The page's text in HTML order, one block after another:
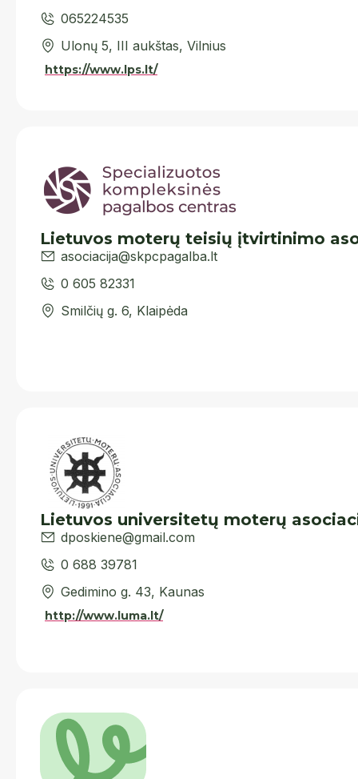
065224535
Ulonų 5, III aukštas, Vilnius
https://www.lps.lt/
Lietuvos moterų teisių įtvirtinimo
asociacija@skpcpagalba.lt
0 605 82331
Smilčių g. 6, Klaipėda
Lietuvos universitetų moterų
dposkiene@gmail.com
0 688 39781
Gedimino g. 43, Kaunas
http://www.luma.lt/